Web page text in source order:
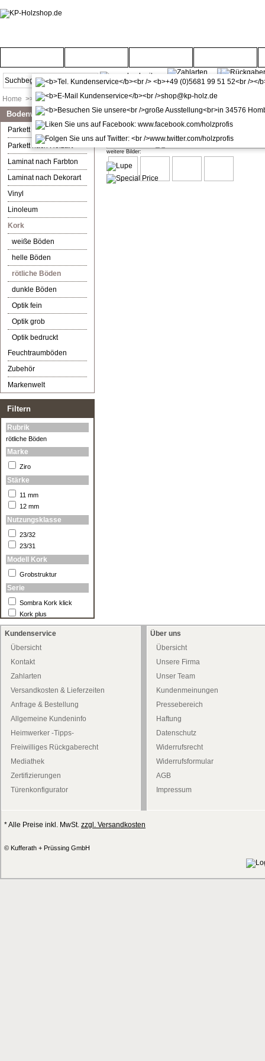
Home >> Bodenwelt >> Kork >> rötliche Böden
Ziro Kork plus Classico
weitere Bilder:
Bodenwelt
Parkett nach Farbton
Parkett nach Holzart
Laminat nach Farbton
Laminat nach Dekorart
Vinyl
Linoleum
Kork
weiße Böden
helle Böden
rötliche Böden
dunkle Böden
Optik fein
Optik grob
Optik bedruckt
Feuchtraumböden
Zubehör
Markenwelt
Filtern
Rubrik
rötliche Böden
Marke
Ziro
Stärke
11 mm
12 mm
Nutzungsklasse
23/32
23/31
Modell Kork
Grobstruktur
Serie
Sombra Kork klick
Kork plus
Kundenservice
Übersicht
Kontakt
Zahlarten
Versandkosten & Lieferzeiten
Anfrage & Bestellung
Allgemeine Kundeninfo
Heimwerker -Tipps-
Freiwilliges Rückgaberecht
Mediathek
Zertifizierungen
Türenkonfigurator
Über uns
Übersicht
Unsere Firma
Unser Team
Kundenmeinungen
Pressebereich
Haftung
Datenschutz
Widerrufsrecht
Widerrufsformular
AGB
Impressum
* Alle Preise inkl. MwSt. zzgl. Versandkosten
© Kufferath + Prüssing GmbH